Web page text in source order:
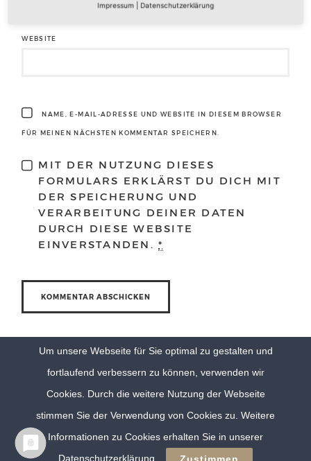
WEBSITE
NAME, E-MAIL-ADRESSE UND WEBSITE IN DIESEM BROWSER
FÜR MEINEN NÄCHSTEN KOMMENTAR SPEICHERN.
MIT DER NUTZUNG DIESES
FORMULARS ERKLÄRST DU DICH MIT
DER SPEICHERUNG UND
VERARBEITUNG DEINER DATEN
DURCH DIESE WEBSITE
EINVERSTANDEN.*
© Eva Berten Photography |
Um unsere Webseite für Sie optimal zu gestalten und
fortlaufend verbessern zu können, verwenden wir
Cookies. Durch die weitere Nutzung der Webseite
stimmen Sie der Verwendung von Cookies zu. Weitere
Informationen zu Cookies erhalten Sie in unserer
Datenschutzerklärung
Impressum Datenschutzerklärung